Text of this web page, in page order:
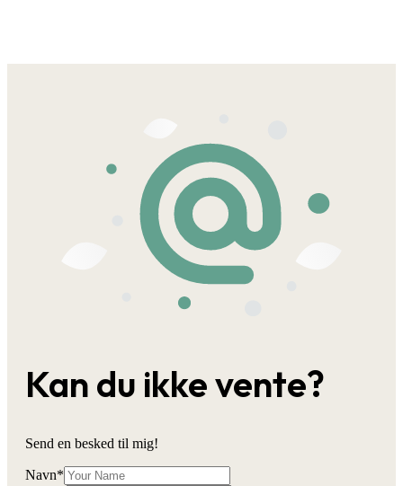
Kan du ikke vente?
Send en besked til mig!
Navn*